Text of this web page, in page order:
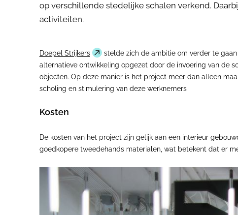
op verschillende stedelijke schalen verkend.
activiteiten.
Doepel Strijkers
stelde zich de ambitie om verder te
alternatieve ontwikkeling opgezet door de invoering van de
objecten. Op deze manier is het project meer dan alleen
scholing en stimulering van deze werknemers
Kosten
De kosten van het project zijn gelijk aan een interieur
goedkopere tweedehands materialen, wat betekent dat er